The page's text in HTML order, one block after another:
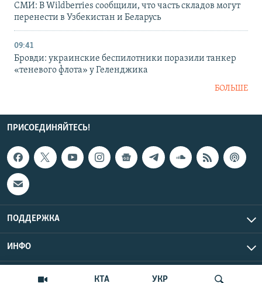
КТА УКР
СМИ: В Wildberries сообщили, что часть складов могут
перенести в Узбекистан и Беларусь
09:41
Бровди: украинские беспилотники поразили танкер
«теневого флота» у Геленджика
БОЛЬШЕ
ПРИСОЕДИНЯЙТЕСЬ!
ПОДДЕРЖКА
ИНФО
Copyright Крым.Реалии, 2026 | Все права защищены.
UTC+3